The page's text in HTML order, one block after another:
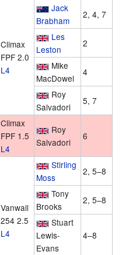
Climax
FPF 2.0
L4
Jack
Brabham
2, 4, 7
Les
Leston
2
Mike
MacDowel
4
Roy
Salvadori
5, 7
Climax
FPF 1.5
L4
Roy
Salvadori
6
Vanwall
254 2.5
L4
Stirling
Moss
2, 5–8
Tony
Brooks
2, 5–8
Stuart
Lewis-
Evans
4–8